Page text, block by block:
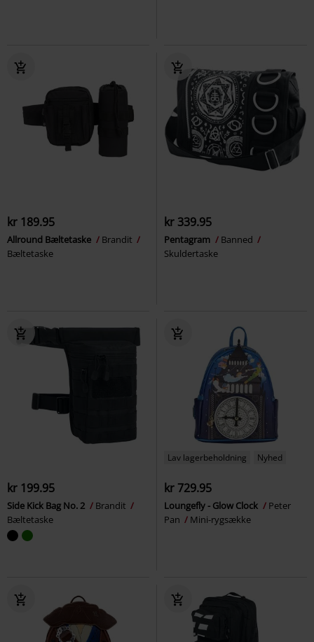
kr 189.95
Allround Bæltetaske
Brandit
Bæltetaske
kr 339.95
Pentagram
Banned
Skuldertaske
kr 199.95
Side Kick Bag No. 2
Brandit
Bæltetaske
Lav lagerbeholdning Nyhed
kr 729.95
Loungefly - Glow Clock
Peter
Pan
Mini-rygsække